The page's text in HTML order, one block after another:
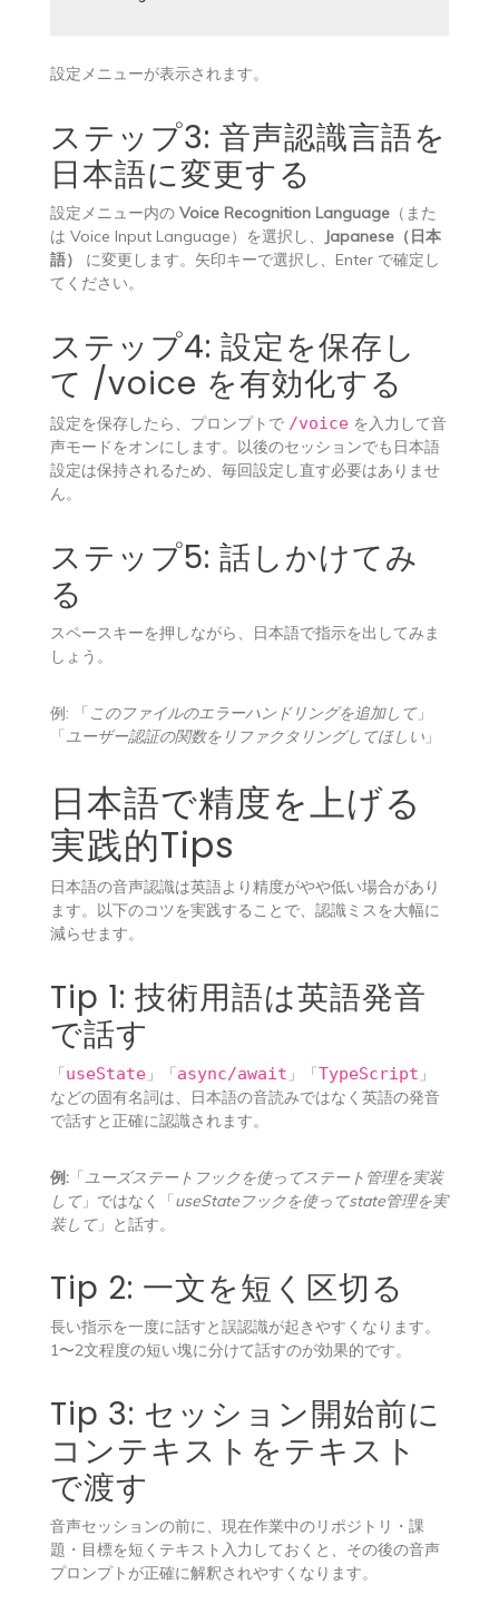
設定メニューが表示されます。
ステップ3: 音声認識言語を
日本語に変更する
設定メニュー内の Voice Recognition Language（また
は Voice Input Language）を選択し、
Japanese（日本
語）
に変更します。矢印キーで選択し、Enter で確定し
てください。
ステップ4: 設定を保存し
て /voice を有効化する
設定を保存したら、プロンプトで /voiceを入力して音
声モードをオンにします。以後のセッションでも日本語
設定は保持されるため、毎回設定し直す必要はありませ
ん。
ステップ5: 話しかけてみ
る
スペースキーを押しながら、日本語で指示を出してみま
しょう。
例: 「このファイルのエラーハンドリングを追加して」
「ユーザー認証の関数をリファクタリングしてほしい」
日本語で精度を上げる
実践的Tips
日本語の音声認識は英語より精度がやや低い場合があり
ます。以下のコツを実践することで、認識ミスを大幅に
減らせます。
Tip 1: 技術用語は英語発音
で話す
「useState」「async/await 」「TypeScript 」
などの固有名詞は、日本語の音読みではなく英語の発音
で話すと正確に認識されます。
例:「ユーズステートフックを使ってステート管理を実装
して」ではなく「useStateフックを使ってstate管理を実
装して」と話す。
Tip 2: 一文を短く区切る
長い指示を一度に話すと誤認識が起きやすくなります。
1〜2文程度の短い塊に分けて話すのが効果的です。
Tip 3: セッション開始前に
コンテキストをテキスト
で渡す
音声セッションの前に、現在作業中のリポジトリ・課
題・目標を短くテキスト入力しておくと、その後の音声
プロンプトが正確に解釈されやすくなります。